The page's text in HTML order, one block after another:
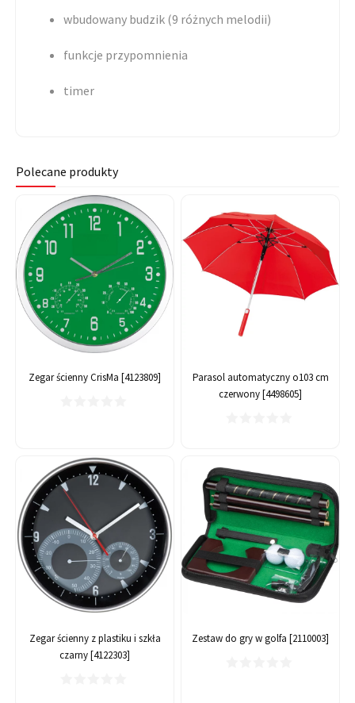
wbudowany budzik (9 różnych melodii)
funkcje przypomnienia
timer
Polecane produkty
Zegar ścienny CrisMa [4123809]
Parasol automatyczny o103 cm
czerwony [4498605]
Zegar ścienny z plastiku i szkła
czarny [4122303]
Zestaw do gry w golfa [2110003]